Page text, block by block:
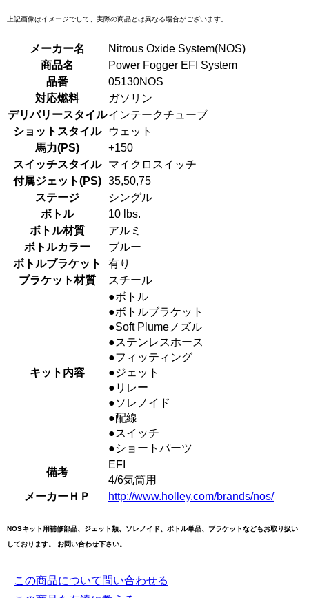
上記画像はイメージでして、実際の商品とは異なる場合がございます。
メーカー名
Nitrous Oxide System(NOS)
商品名
Power Fogger EFI System
品番
05130NOS
対応燃料
ガソリン
デリバリースタイルインテークチューブ
ショットスタイル
ウェット
馬力(PS)
+150
スイッチスタイル
マイクロスイッチ
付属ジェット(PS) 35,50,75
ステージ
シングル
ボトル
10 lbs.
ボトル材質
アルミ
ボトルカラー
ブルー
ボトルブラケット
有り
ブラケット材質
スチール
キット内容
●ボトル
●ボトルブラケット
●Soft Plumeノズル
●ステンレスホース
●フィッティング
●ジェット
●リレー
●ソレノイド
●配線
●スイッチ
●ショートパーツ
備考
EFI
4/6気筒用
メーカーＨＰ
http://www.holley.com/brands/nos/
NOSキット用補修部品、ジェット類、ソレノイド、ボトル単品、ブラケットなどもお取り扱い
しております。 お問い合わせ下さい。
この商品について問い合わせる